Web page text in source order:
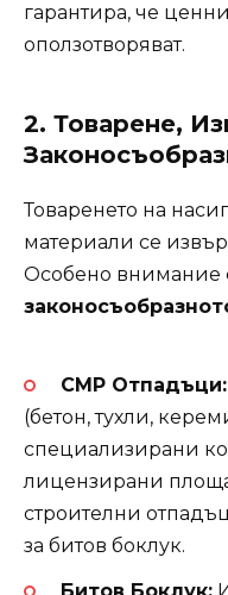
гарантира, че
оползотворяват.
2. Товарене,
Товаренето на
материали се
Особено внимание
СМР Отпадъци:
(бетон, тухли,
специализирани
лицензирани
строителни
за битов боклук.